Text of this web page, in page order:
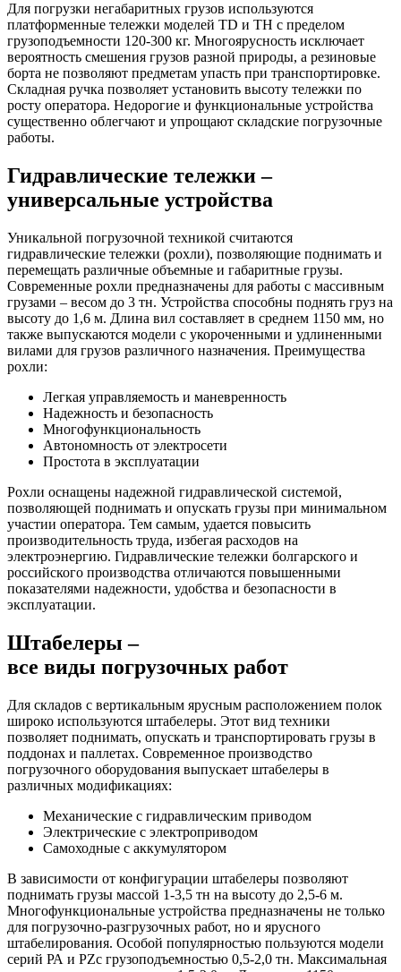
Для погрузки негабаритных грузов используются
платформенные тележки моделей ТD и ТН с пределом
грузоподъемности 120-300 кг. Многоярусность исключает
вероятность смешения грузов разной природы, а резиновые
борта не позволяют предметам упасть при транспортировке.
Складная ручка позволяет установить высоту тележки по
росту оператора. Недорогие и функциональные устройства
существенно облегчают и упрощают складские погрузочные
работы.
Гидравлические тележки –
универсальные устройства
Уникальной погрузочной техникой считаются
гидравлические тележки (рохли), позволяющие поднимать и
перемещать различные объемные и габаритные грузы.
Современные рохли предназначены для работы с массивным
грузами – весом до 3 тн. Устройства способны поднять груз на
высоту до 1,6 м. Длина вил составляет в среднем 1150 мм, но
также выпускаются модели с укороченными и удлиненными
вилами для грузов различного назначения. Преимущества
рохли:
Легкая управляемость и маневренность
Надежность и безопасность
Многофункциональность
Автономность от электросети
Простота в эксплуатации
Рохли оснащены надежной гидравлической системой,
позволяющей поднимать и опускать грузы при минимальном
участии оператора. Тем самым, удается повысить
производительность труда, избегая расходов на
электроэнергию. Гидравлические тележки болгарского и
российского производства отличаются повышенными
показателями надежности, удобства и безопасности в
эксплуатации.
Штабелеры –
все виды погрузочных работ
Для складов с вертикальным ярусным расположением полок
широко используются штабелеры. Этот вид техники
позволяет поднимать, опускать и транспортировать грузы в
поддонах и паллетах. Современное производство
погрузочного оборудования выпускает штабелеры в
различных модификациях:
Механические с гидравлическим приводом
Электрические с электроприводом
Самоходные с аккумулятором
В зависимости от конфигурации штабелеры позволяют
поднимать грузы массой 1-3,5 тн на высоту до 2,5-6 м.
Многофункциональные устройства предназначены не только
для погрузочно-разгрузочных работ, но и ярусного
штабелирования. Особой популярностью пользуются модели
серий РА и PZс грузоподъемностью 0,5-2,0 тн. Максимальная